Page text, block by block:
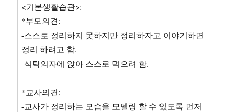
<기본생활습관>:
*부모의견:
-스스로 정리하지 못하지만 정리하자고 이야기하면
정리 하려고 함.
-식탁의자에 앉아 스스로 먹으려 함.
*교사의견:
-교사가 정리하는 모습을 모델링 할 수 있도록 먼저